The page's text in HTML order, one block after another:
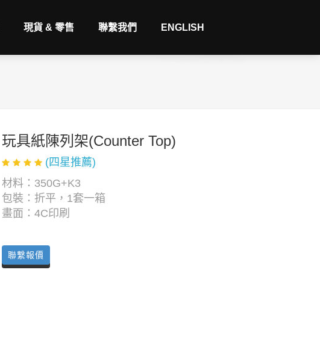
現貨 & 零售 聯繫我們 ENGLISH
玩具紙陳列架(Counter Top)
(四星推薦)
材料：350G+K3
包裝：折平，1套一箱
畫面：4C印刷
聯繫報價